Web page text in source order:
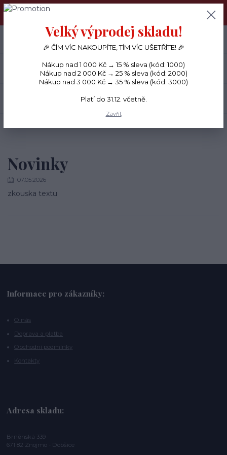
PŘÁNÍČKA a PAPÍROVÉ DÁRKY odesílám každý den, KREATIVNÍ
Menu
CZK
+420 734 380 930
(Po-Ne, 8-20 hod.)
Novinky
07.05.2026
zkouska textu
Informace pro zákazníky:
O nás
Doprava a platba
Obchodní podmínky
Kontakty
Adresa skladu:
Brněnská 339
671 82 Znojmo - Dobšice
Velký výprodej skladu!
🎉 ČÍM VÍC NAKOUPÍTE, TÍM VÍC UŠETŘÍTE! 🎉
Nákup nad 1 000 Kč → 15 % sleva (kód: 1000)
Nákup nad 2 000 Kč → 25 % sleva (kód: 2000)
Nákup nad 3 000 Kč → 35 % sleva (kód: 3000)
Platí do 31.12. včetně.
Zavřít